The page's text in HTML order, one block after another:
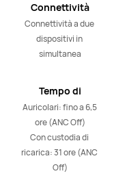
Connettività
Connettività a due
dispositivi in
simultanea
Tempo di
riproduzione
Auricolari: fino a 6,5
ore (ANC Off)
Con custodia di
ricarica: 31 ore (ANC
Off)